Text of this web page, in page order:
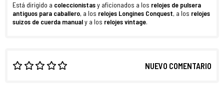
Está dirigido a coleccionistasy aficionados a los relojes de pulsera
antiguos para caballero, a los relojes Longines Conquest, a los relojes
suizos de cuerda manualy a los relojes vintage.
NUEVO COMENTARIO